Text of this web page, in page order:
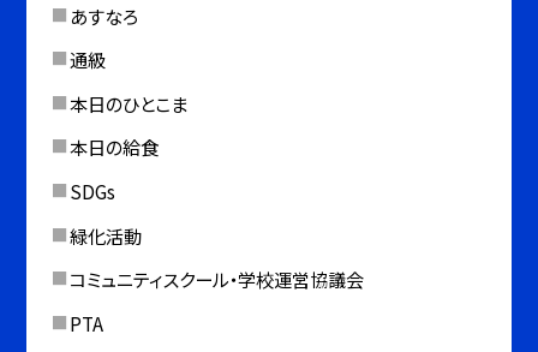
あすなろ
通級
本日のひとこま
本日の給食
SDGs
緑化活動
コミュニティスクール・学校運営協議会
PTA